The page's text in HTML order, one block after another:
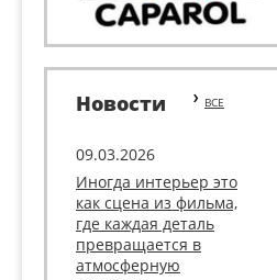
Новости ВСЕ
09.03.2026
Иногда интерьер это
как сцена из фильма,
где каждая деталь
превращается в
атмосферную